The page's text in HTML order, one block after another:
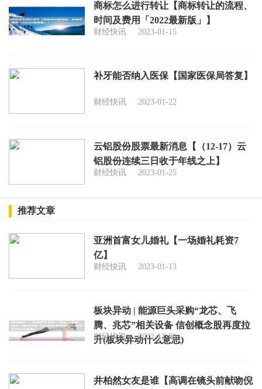
商标怎么进行转让【商标转让的流程、
时间及费用「2022最新版」】
财经快讯 2023-01-15
补牙能否纳入医保【国家医保局答复】
财经快讯 2023-01-22
云铝股份股票最新消息【（12-17）云
铝股份连续三日收于年线之上】
财经快讯 2023-01-25
推荐文章
亚洲首富女儿婚礼【一场婚礼耗资7
亿】
财经快讯 2023-01-13
板块异动 | 能源巨头采购“龙芯、飞
腾、兆芯”相关设备 信创概念股再度拉
升(板块异动什么意思)
财经快讯 2022-12-30
井柏然女友是谁【高调在镜头前献吻倪